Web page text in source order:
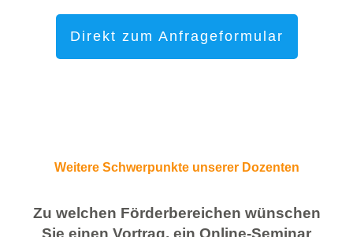
Direkt zum Anfrageformular
Weitere Schwerpunkte unserer Dozenten
Zu welchen Förderbereichen wünschen